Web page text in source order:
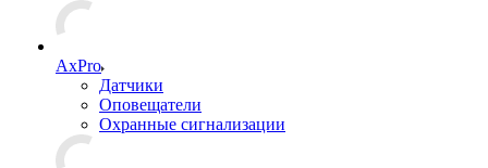
AxPro
Датчики
Оповещатели
Охранные сигнализации